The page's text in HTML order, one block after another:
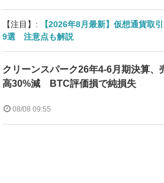
【注目】:
【2026年8月最新】仮想通貨取
9選 注意点も解説
クリーンスパーク26年4-6月期決算、
高30%減 BTC評価損で純損失
08/08 09:55